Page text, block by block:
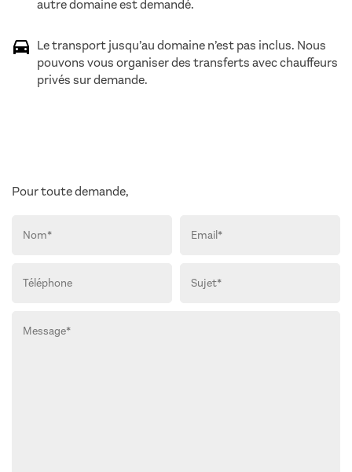
autre domaine est demandé.
Le transport jusqu’au domaine n’est pas inclus. Nous
pouvons vous organiser des transferts avec chauffeurs
privés sur demande.
Pour toute demande,